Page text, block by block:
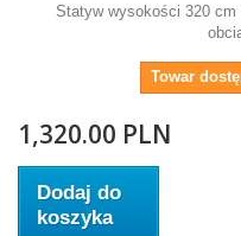
Statyw wysokości 320
Towar
1,320.00 PLN
Dodaj do
koszyka